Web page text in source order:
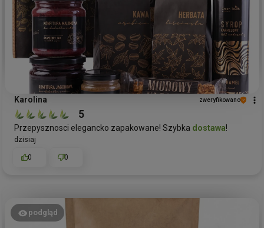
Karolina zweryfikowano
5
Przepysznosci elegancko zapakowane! Szybka dostawa!
dzisiaj
0 0
podgląd